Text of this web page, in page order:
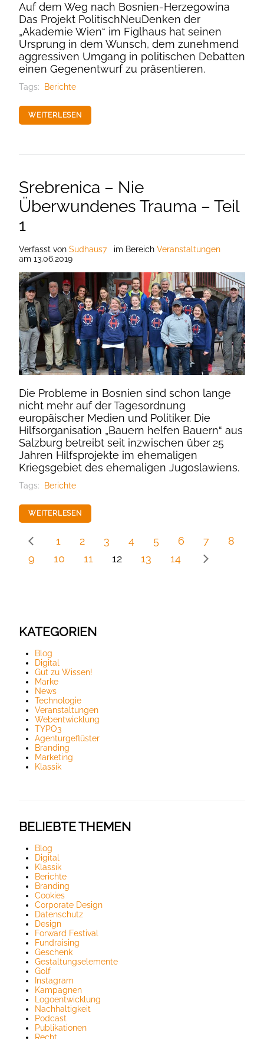
Auf dem Weg nach Bosnien-Herzegowina
Das Projekt PolitischNeuDenken der
„Akademie Wien“ im Figlhaus hat seinen
Ursprung in dem Wunsch, dem zunehmend
aggressiven Umgang in politischen Debatten
einen Gegenentwurf zu präsentieren.
Tags: Berichte
WEITERLESEN
Srebrenica – Nie
Überwundenes Trauma – Teil
1
Verfasst von Sudhaus7 im Bereich Veranstaltungen
am 13.06.2019
Die Probleme in Bosnien sind schon lange
nicht mehr auf der Tagesordnung
europäischer Medien und Politiker. Die
Hilfsorganisation „Bauern helfen Bauern“ aus
Salzburg betreibt seit inzwischen über 25
Jahren Hilfsprojekte im ehemaligen
Kriegsgebiet des ehemaligen Jugoslawiens.
Tags: Berichte
WEITERLESEN
1 2 3 4 5 6 7
8
9
10 11 12 13 14
KATEGORIEN
Blog
Digital
Gut zu Wissen!
Marke
News
Technologie
Veranstaltungen
Webentwicklung
TYPO3
Agenturgeflüster
Branding
Marketing
Klassik
BELIEBTE THEMEN
Blog
Digital
Klassik
Berichte
Branding
Cookies
Corporate Design
Datenschutz
Design
Forward Festival
Fundraising
Geschenk
Gestaltungselemente
Golf
Instagram
Kampagnen
Logoentwicklung
Nachhaltigkeit
Podcast
Publikationen